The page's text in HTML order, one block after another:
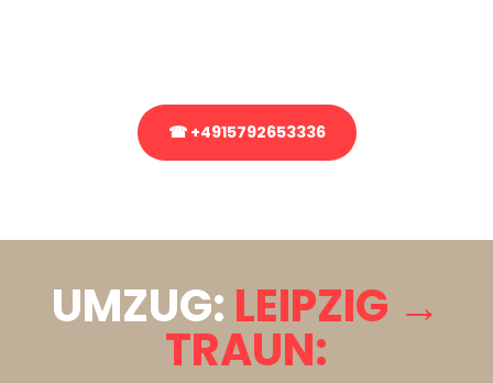
☎ +4915792653336
UMZUG: LEIPZIG →
TRAUN: